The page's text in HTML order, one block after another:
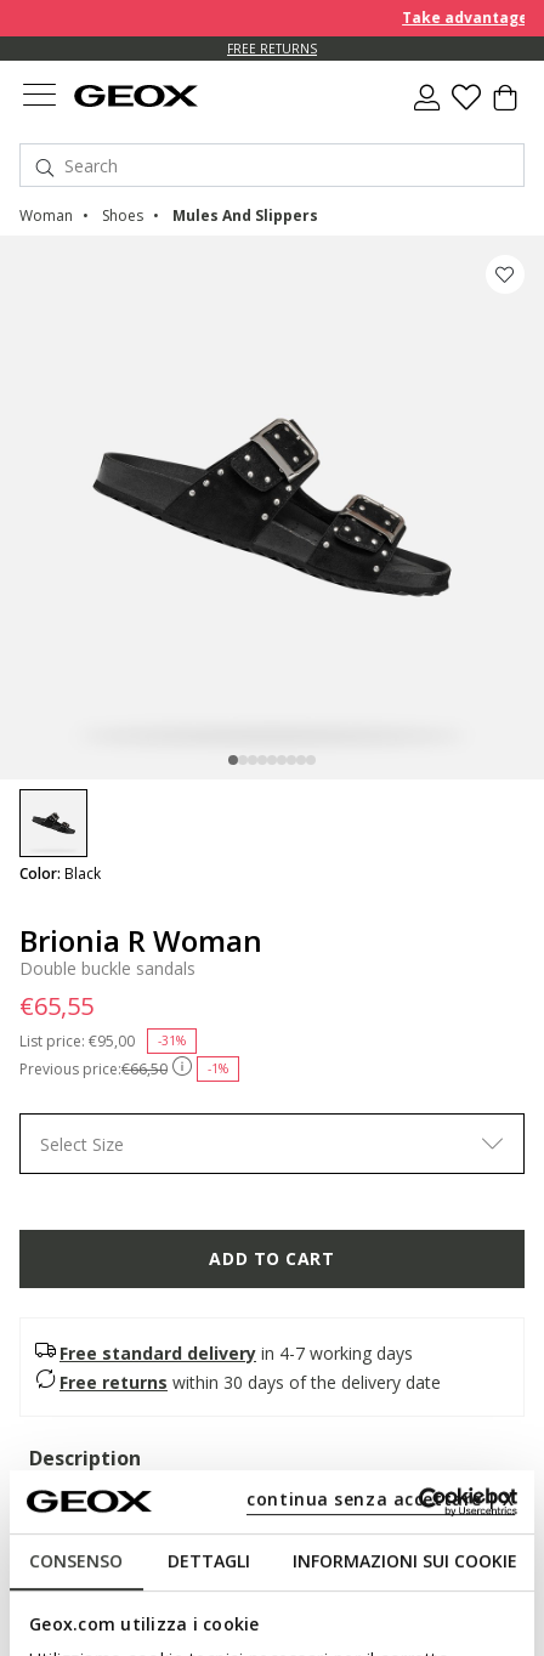
CONSENSO DETTAGLI INFORMAZIONI SUI COOKIE
Geox.com utilizza i cookie
continua senza accettare | X
Take advantage of an
FREE RETURNS
Woman Shoes Mules And Slippers
Brionia R Woman
Double buckle sandals
Previous price:€66,50 -1%
List price: Price reduced from
€95,00 -31%
€65,55
Color: Black
selected
Select Size
ADD TO CART
Free standard delivery in 4-7 working days
Free returns within 30 days of the delivery date
Description
Women's open sandal with double strap, with a
contemporary and relaxed attitude. In this black version
decorated with studs, it adds a bold twist to city looks.
Featuring an anatomical outsole, it is made of suede-effect
ITEM CODE: D55Y3I000AFC9999